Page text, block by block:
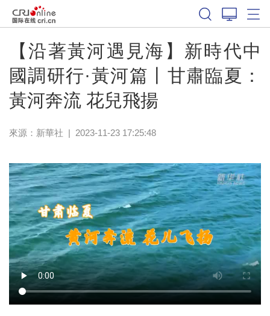
【沿著黃河遇見海】新時代中
國調研行·黃河篇丨甘肅臨夏：
黃河奔流 花兒飛揚
來源： 新華社 | 2023-11-23 17:25:48